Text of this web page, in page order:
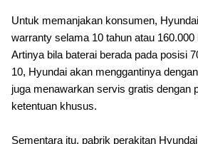
Untuk memanjakan konsumen,
warranty selama 10 tahun atau
Artinya bila baterai berada pada posisi
10, Hyundai akan menggantinya
juga menawarkan servis gratis dengan
ketentuan khusus.
Sementara itu, pabrik perakitan